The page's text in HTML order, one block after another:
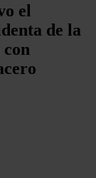
el
de la